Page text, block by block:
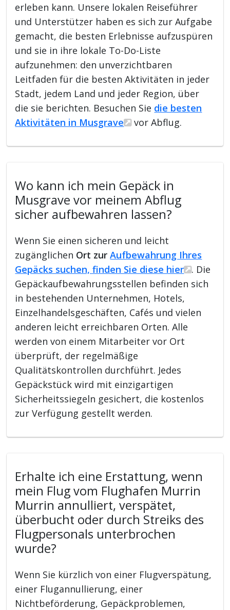
erleben kann. Unsere lokalen Reiseführer
und Unterstützer haben es sich zur Aufgabe
gemacht, die besten Erlebnisse aufzuspüren
und sie in ihre lokale To-Do-Liste
aufzunehmen: den unverzichtbaren
Leitfaden für die besten Aktivitäten in jeder
Stadt, jedem Land und jeder Region, über
die sie berichten. Besuchen Sie die besten
Aktivitäten in Musgrave
vor Abflug.
Wo kann ich mein Gepäck in
Musgrave vor meinem Abflug
sicher aufbewahren lassen?
Wenn Sie einen sicheren und leicht
zugänglichen Ort zurAufbewahrung Ihres
Gepäcks suchen, finden Sie diese hier
. Die
Gepäckaufbewahrungsstellen befinden sich
in bestehenden Unternehmen, Hotels,
Einzelhandelsgeschäften, Cafés und vielen
anderen leicht erreichbaren Orten. Alle
werden von einem Mitarbeiter vor Ort
überprüft, der regelmäßige
Qualitätskontrollen durchführt. Jedes
Gepäckstück wird mit einzigartigen
Sicherheitssiegeln gesichert, die kostenlos
zur Verfügung gestellt werden.
Erhalte ich eine Erstattung, wenn
mein Flug vom Flughafen Murrin
Murrin annulliert, verspätet,
überbucht oder durch Streiks des
Flugpersonals unterbrochen
wurde?
Wenn Sie kürzlich von einer Flugverspätung,
einer Flugannullierung, einer
Nichtbeförderung, Gepäckproblemen,